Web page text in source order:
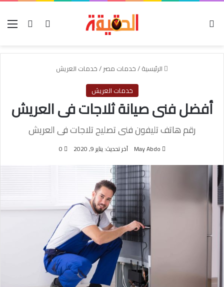
بحث عنتسجيل
الرئيسية/خدمات مصر/خدمات العريش
خدمات العريش
أفضل فنى صيانة ثلاجات فى العريش
رقم هاتف تليفون فنى تصليح تلاجات فى العريش
May Abdo آخر تحديث: يناير 9, 2020 0